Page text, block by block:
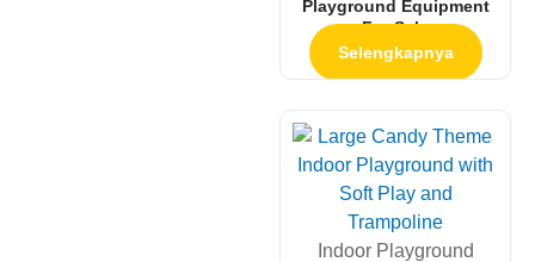
Playground Equipment
For Sale
Selengkapnya
Indoor Playground